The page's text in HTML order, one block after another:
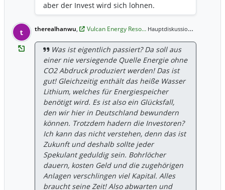
aber der Invest wird sich lohnen.
t therealhanwu, Vulcan Energy Reso… Hauptdiskussion,
Was ist eigentlich passiert? Da soll aus
einer nie versiegende Quelle Energie ohne
CO2 Abdruck produziert werden! Das ist
gut! Gleichzeitig enthält das heiße Wasser
Lithium, welches für Energiespeicher
benötigt wird. Es ist also ein Glücksfall,
den wir hier in Deutschland bewundern
können. Trotzdem hadern die Investoren?
Ich kann das nicht verstehen, denn das ist
Zukunft und deshalb sollte jeder
Spekulant geduldig sein. Bohrlöcher
dauern, kosten Geld und die zugehörigen
Anlagen verschlingen viel Kapital. Alles
braucht seine Zeit! Also abwarten und